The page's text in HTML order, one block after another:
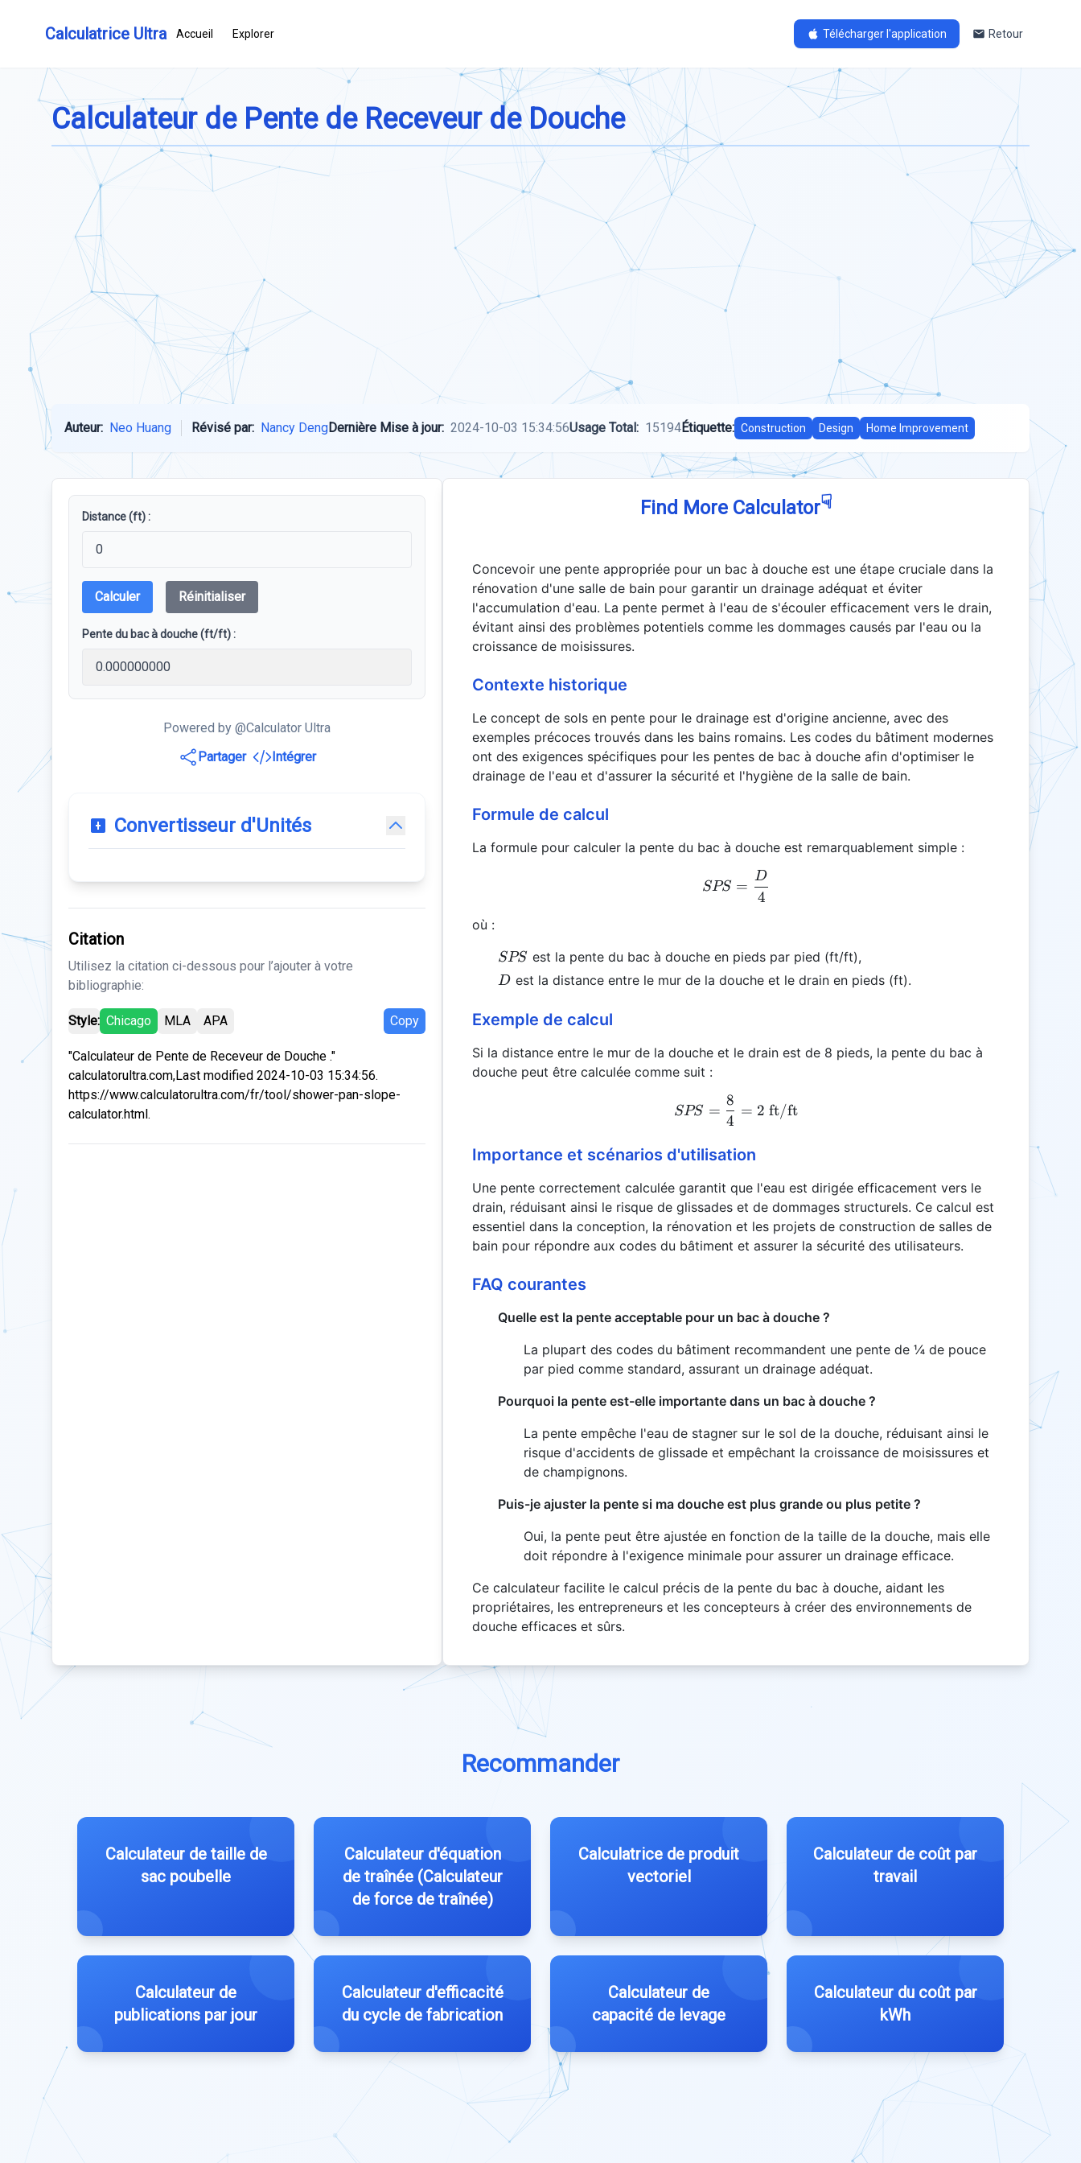
Calculatrice Ultra Accueil Explorer Télécharger l'application Retour
Calculateur de Pente de Receveur de Douche
Auteur: Neo Huang Révisé par: Nancy DengDernière Mise à jour: 2024-10-03 15:34:56Usage Total: 15194Étiquette: Construction Design Home Improvement
Distance (ft) :
Calculer Réinitialiser
Pente du bac à douche (ft/ft) :
Powered by @Calculator Ultra
Partager
Intégrer
Convertisseur d'Unités
Citation
Utilisez la citation ci-dessous pour l’ajouter à votre
bibliographie:
Style: Chicago MLA APA Copy
"Calculateur de Pente de Receveur de Douche ."
calculatorultra.com,Last modified 2024-10-03 15:34:56.
https://www.calculatorultra.com/fr/tool/shower-pan-slope-
calculator.html.
Find More Calculator☟
Concevoir une pente appropriée pour un bac à douche est une étape cruciale dans la
rénovation d'une salle de bain pour garantir un drainage adéquat et éviter
l'accumulation d'eau. La pente permet à l'eau de s'écouler efficacement vers le drain,
évitant ainsi des problèmes potentiels comme les dommages causés par l'eau ou la
croissance de moisissures.
Contexte historique
Le concept de sols en pente pour le drainage est d'origine ancienne, avec des
exemples précoces trouvés dans les bains romains. Les codes du bâtiment modernes
ont des exigences spécifiques pour les pentes de bac à douche afin d'optimiser le
drainage de l'eau et d'assurer la sécurité et l'hygiène de la salle de bain.
Formule de calcul
La formule pour calculer la pente du bac à douche est remarquablement simple :
SPS = \frac{D}{4}
SPS =
4
D
où :
SPS
SPS est la pente du bac à douche en pieds par pied (ft/ft),
D
D est la distance entre le mur de la douche et le drain en pieds (ft).
Exemple de calcul
Si la distance entre le mur de la douche et le drain est de 8 pieds, la pente du bac à
douche peut être calculée comme suit :
SPS = \frac{8}{4} = 2 \text{ ft/ft}
SPS =
4
8
= 2 ft/ft
Importance et scénarios d'utilisation
Une pente correctement calculée garantit que l'eau est dirigée efficacement vers le
drain, réduisant ainsi le risque de glissades et de dommages structurels. Ce calcul est
essentiel dans la conception, la rénovation et les projets de construction de salles de
bain pour répondre aux codes du bâtiment et assurer la sécurité des utilisateurs.
FAQ courantes
Quelle est la pente acceptable pour un bac à douche ?
La plupart des codes du bâtiment recommandent une pente de ¼ de pouce
par pied comme standard, assurant un drainage adéquat.
Pourquoi la pente est-elle importante dans un bac à douche ?
La pente empêche l'eau de stagner sur le sol de la douche, réduisant ainsi le
risque d'accidents de glissade et empêchant la croissance de moisissures et
de champignons.
Puis-je ajuster la pente si ma douche est plus grande ou plus petite ?
Oui, la pente peut être ajustée en fonction de la taille de la douche, mais elle
doit répondre à l'exigence minimale pour assurer un drainage efficace.
Ce calculateur facilite le calcul précis de la pente du bac à douche, aidant les
propriétaires, les entrepreneurs et les concepteurs à créer des environnements de
douche efficaces et sûrs.
Recommander
Calculateur de taille de
sac poubelle
Calculateur d'équation
de traînée (Calculateur
de force de traînée)
Calculatrice de produit
vectoriel
Calculateur de coût par
travail
Calculateur de
publications par jour
Calculateur d'efficacité
du cycle de fabrication
Calculateur de
capacité de levage
Calculateur du coût par
kWh